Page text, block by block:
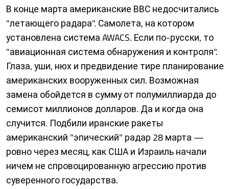
В конце марта американские ВВС недосчитались
"летающего радара". Самолета, на котором
установлена система AWACS. Если по-русски, то
"авиационная система обнаружения и контроля".
Глаза, уши, нюх и предвидение тире планирование
американских вооруженных сил. Возможная
замена обойдется в сумму от полумиллиарда до
семисот миллионов долларов. Да и когда она
случится. Подбили иранские ракеты
американский "эпический" радар 28 марта —
ровно через месяц, как США и Израиль начали
ничем не спровоцированную агрессию против
суверенного государства.